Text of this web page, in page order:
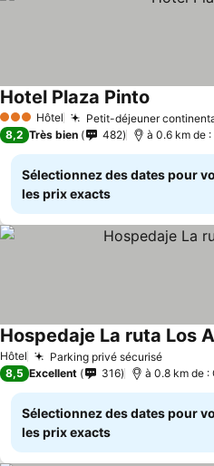
3 ÉtoilesHôtel Petit-déjeuner
Hotel Plaza Pinto
8,2 Très bien 482 à 0.6 km de
Sélectionnez des dates pour
les prix exacts
Hôtel Parking privé sécurisé
Hospedaje La ruta Los
8,5 Excellent 316 à 0.8 km de
Sélectionnez des dates pour
les prix exacts